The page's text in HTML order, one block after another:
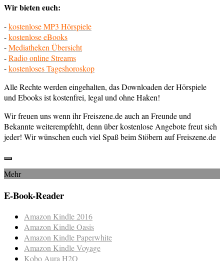
Wir bieten euch:
-kostenlose MP3 Hörspiele
-kostenlose eBooks
-Mediatheken Übersicht
-Radio online Streams
-kostenloses Tageshoroskop
Alle Rechte werden eingehalten, das Downloaden der Hörspiele
und Ebooks ist kostenfrei, legal und ohne Haken!
Wir freuen uns wenn ihr Freiszene.de auch an Freunde und
Bekannte weiterempfehlt, denn über kostenlose Angebote freut sich
jeder! Wir wünschen euch viel Spaß beim Stöbern auf Freiszene.de
Mehr
E-Book-Reader
Amazon Kindle 2016
Amazon Kindle Oasis
Amazon Kindle Paperwhite
Amazon Kindle Voyage
Kobo Aura H2O